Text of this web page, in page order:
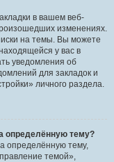
в вашем веб-
изменениях.
на темы. Вы можете
у вас в
уведомления об
для закладок и
личного раздела.
определённую тему?
определённую тему,
темой»,